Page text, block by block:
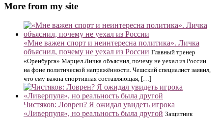
More from my site
«Мне важен спорт и неинтересна политика». Личка
объяснил, почему не уехал из России Главный тренер
«Оренбурга» Марцел Личка объяснил, почему не уехал из России
на фоне политической напряжённости. Чешский специалист заявил,
что ему важна спортивная составляющая, […]
Чистяков: Ловрен? Я ожидал увидеть игрока
«Ливерпуля», но реальность была другой Защитник